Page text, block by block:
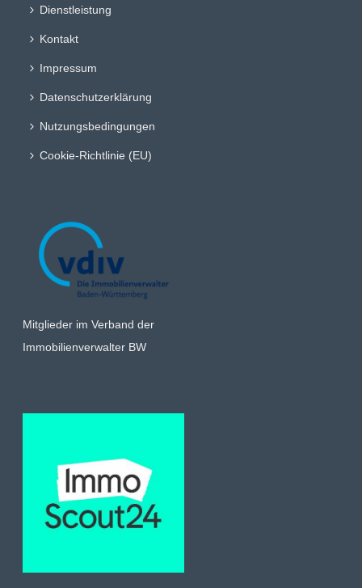
Dienstleistung
Kontakt
Impressum
Datenschutzerklärung
Nutzungsbedingungen
Cookie-Richtlinie (EU)
Mitglieder im Verband der
Immobilienverwalter BW